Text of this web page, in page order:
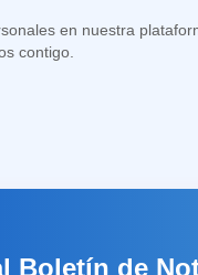
en nuestra
contigo.
Boletín de